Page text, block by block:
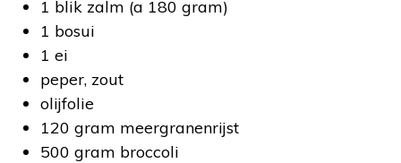
1 blik zalm (a 180 gram)
1 bosui
1 ei
peper, zout
olijfolie
120 gram meergranenrijst
500 gram broccoli